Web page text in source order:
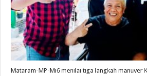
Mataram-MP-Mi6 menilai tiga langkah manuver